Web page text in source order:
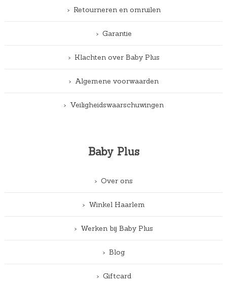
Retourneren en omruilen
Garantie
Klachten over Baby Plus
Algemene voorwaarden
Veiligheidswaarschuwingen
Baby Plus
Over ons
Winkel Haarlem
Werken bij Baby Plus
Blog
Giftcard